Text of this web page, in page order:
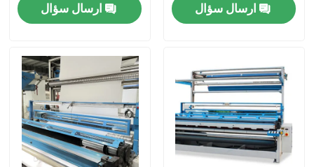
اخبار
درخواست نقل قول
دستگاه برش کادوی
دستگاه آویز نساجی
ارسال سؤال ارسال سؤال